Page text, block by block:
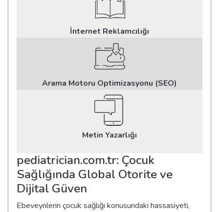
İnternet Reklamcılığı
Arama Motoru Optimizasyonu (SEO)
Metin Yazarlığı
pediatrician.com.tr: Çocuk
Sağlığında Global Otorite ve
Dijital Güven
Ebeveynlerin çocuk sağlığı konusundaki hassasiyeti,